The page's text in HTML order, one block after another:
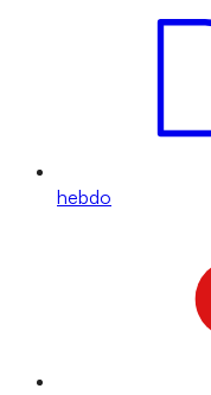
hebdo